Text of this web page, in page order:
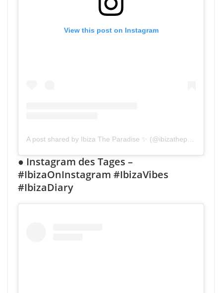
View this post on Instagram
A post shared by Ibiza The Paradise ✨ (@ibizatheparadise)
● Instagram des Tages –
#IbizaOnInstagram #IbizaVibes
#IbizaDiary